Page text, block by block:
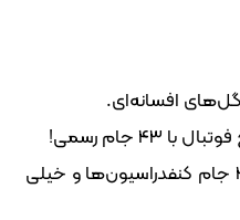
افسانه‌ای.
۴۳ جام رسمی!
۳ لیگ قهرمانان اروپا، ۹ لالیگا، ۲ جام کنفدراسیون‌ها و خیلی